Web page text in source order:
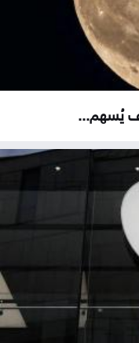
يُسهم...